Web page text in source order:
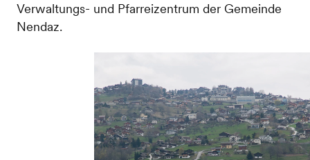
Verwaltungs- und Pfarreizentrum der Gemeinde
Nendaz.